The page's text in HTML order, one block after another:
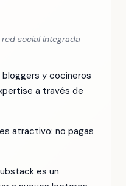
social integrada
y cocineros
a través de
atractivo: no pagas
es un